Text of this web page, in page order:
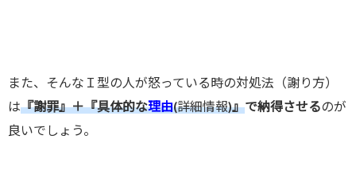
また、そんなＩ型の人が怒っている時の対処法（謝り方）
は『謝罪』＋『具体的な理由(詳細情報)』で納得させるのが
良いでしょう。